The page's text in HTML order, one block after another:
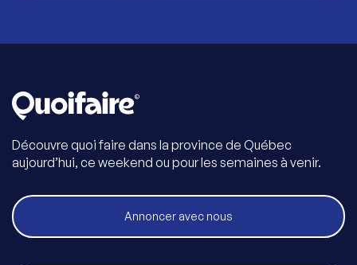
Découvre quoi faire dans la province de Québec
aujourd’hui, ce weekend ou pour les semaines à venir.
Annoncer avec nous